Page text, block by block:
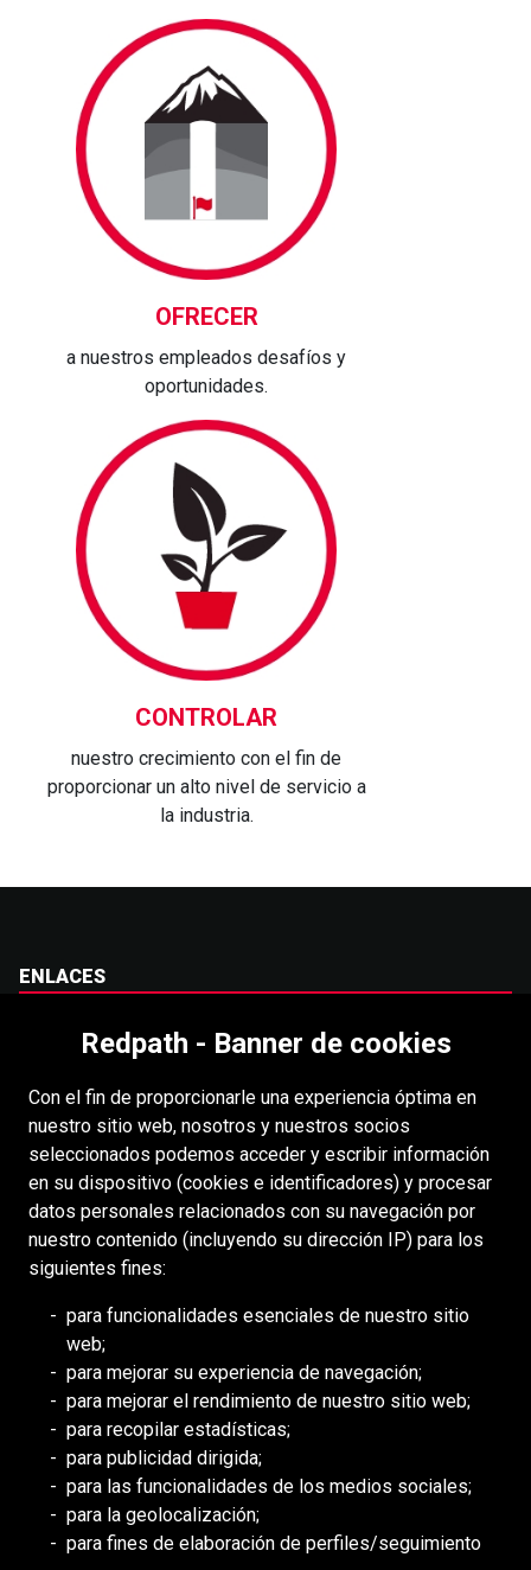
Redpath - Banner de cookies
Con el fin de proporcionarle una experiencia óptima en
nuestro sitio web, nosotros y nuestros socios
seleccionados podemos acceder y escribir información
en su dispositivo (cookies e identificadores) y procesar
datos personales relacionados con su navegación por
nuestro contenido (incluyendo su dirección IP) para los
siguientes fines:
para funcionalidades esenciales de nuestro sitio
web;
para mejorar su experiencia de navegación;
para mejorar el rendimiento de nuestro sitio web;
para recopilar estadísticas;
para publicidad dirigida;
para las funcionalidades de los medios sociales;
para la geolocalización;
para fines de elaboración de perfiles/seguimiento
OFRECER
a nuestros empleados desafíos y
oportunidades.
CONTROLAR
nuestro crecimiento con el fin de
proporcionar un alto nivel de servicio a
la industria.
ENLACES
Derechos de autor
Acceso
Portal para proveedores
Política de cookies
DEILMANN
Consejo de Mongolia (BCM)
Consejo de DDHH Minero (MiHR)
Asociación Nacional de Minería
Asociación Minera de Ontario
Minería de África Meridional (SAIMM